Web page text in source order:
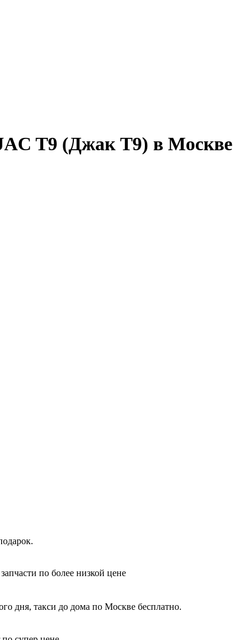
T9 (Джак Т9) в Москве
по более низкой цене
дня, такси до дома по Москве бесплатно.